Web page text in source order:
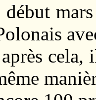
cela,